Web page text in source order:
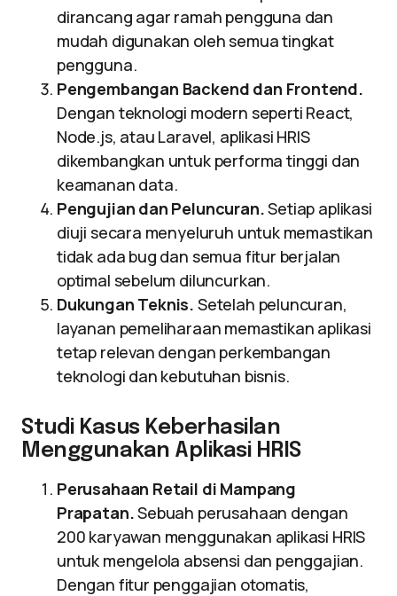
dirancang agar ramah pengguna dan
mudah digunakan oleh semua tingkat
pengguna.
Pengembangan Backend dan Frontend.
Dengan teknologi modern seperti React,
Node.js, atau Laravel, aplikasi HRIS
dikembangkan untuk performa tinggi dan
keamanan data.
Pengujian dan Peluncuran.Setiap aplikasi
diuji secara menyeluruh untuk memastikan
tidak ada bug dan semua fitur berjalan
optimal sebelum diluncurkan.
Dukungan Teknis. Setelah peluncuran,
layanan pemeliharaan memastikan aplikasi
tetap relevan dengan perkembangan
teknologi dan kebutuhan bisnis.
Studi Kasus Keberhasilan
Menggunakan Aplikasi HRIS
Perusahaan Retail di Mampang
Prapatan.Sebuah perusahaan dengan
200 karyawan menggunakan aplikasi HRIS
untuk mengelola absensi dan penggajian.
Dengan fitur penggajian otomatis,